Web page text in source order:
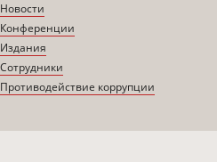
Новости
Конференции
Издания
Сотрудники
Противодействие коррупции